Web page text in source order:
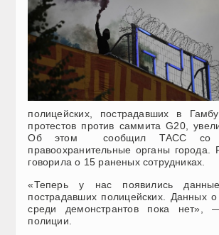
полицейских, пострадавших в
протестов против саммита G20,
Об этом сообщил ТАСС со
правоохранительные органы города.
говорила о 15 раненых сотрудниках.
«Теперь у нас появились
пострадавших полицейских. Данных
среди демонстрантов пока нет»,
полиции.